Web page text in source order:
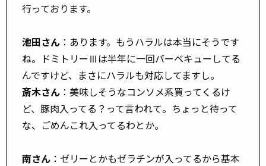
行っております。
池田さん ：あります。もうハラルは本当にそうです
ね。ドミトリーⅢは半年に一回バーベキューしてる
んですけど、まさにハラルも対応してますし。
斎木さん ：美味しそうなコンソメ系買ってくるけ
ど、豚肉入ってる？って言われて。ちょっと待って
な、ごめんこれ入ってるわとか。
南さん ：ゼリーとかもゼラチンが入ってるから基本